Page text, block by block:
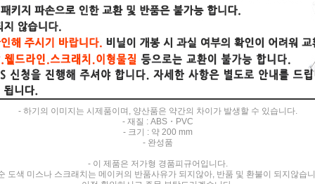
- 하기의 이미지는 시제품이며, 양산품은 약간의 차이가 발생할 수 있습니다.
- 재질 : ABS・PVC
- 크기 : 약 200 mm
- 완성품
- 이 제품은 저가형 경품피규어입니다.
도색 미스나 스크래치는 메이커의 반품사유가 되지않아, 반품 및 환불이 되지않습